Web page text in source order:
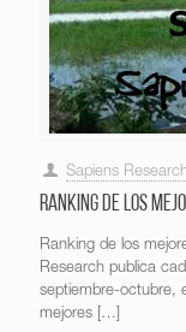
Sapiens Research
Ranking de los
Ranking de los
Research publica
septiembre-octubre,
mejores […]